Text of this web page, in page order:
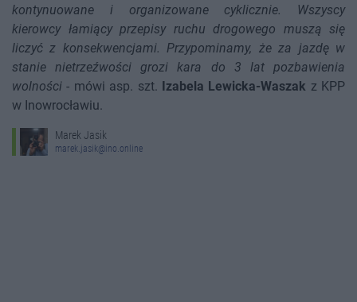
kontynuowane i organizowane cyklicznie. Wszyscy
kierowcy łamiący przepisy ruchu drogowego muszą się
liczyć z konsekwencjami. Przypominamy, że za jazdę w
stanie nietrzeźwości grozi kara do 3 lat pozbawienia
wolności - mówi asp. szt. Izabela Lewicka-Waszak z KPP
w Inowrocławiu.
Marek Jasik
marek.jasik@ino.online